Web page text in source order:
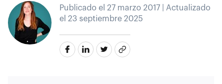
Publicado el 27 marzo 2017 | Actualizado
el 23 septiembre 2025